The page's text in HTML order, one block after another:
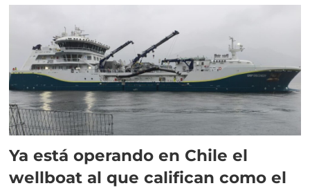
Ya está operando en Chile el
wellboat al que califican como el